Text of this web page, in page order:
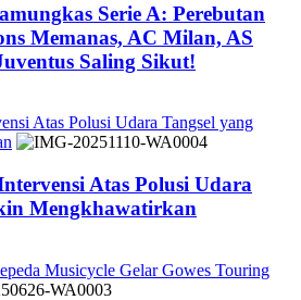
Serie A: Perebutan
Memanas, AC Milan, AS
Saling Sikut!
Atas Polusi Udara Tangsel yang
Atas Polusi Udara
Mengkhawatirkan
Musicycle Gelar Gowes Touring